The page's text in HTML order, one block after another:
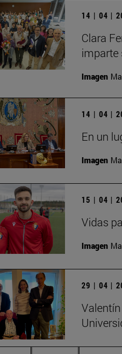
14 | 04 |
Clara
imparte
Imagen
14 | 04 |
En un
Imagen
15 | 04 |
Vidas
Imagen
29 | 04 |